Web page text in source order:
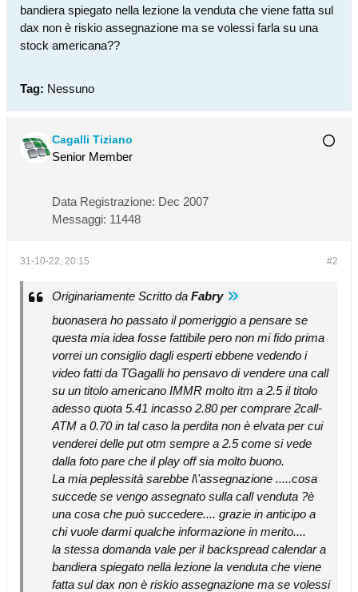
bandiera spiegato nella lezione la venduta che viene fatta sul
dax non è riskio assegnazione ma se volessi farla su una
stock americana??
Tag: Nessuno
Cagalli Tiziano
Senior Member
Data Registrazione: Dec 2007
Messaggi: 11448
#2
31-10-22, 20:15
Originariamente Scritto da Fabry
buonasera ho passato il pomeriggio a pensare se
questa mia idea fosse fattibile pero non mi fido prima
vorrei un consiglio dagli esperti ebbene vedendo i
video fatti da TGagalli ho pensavo di vendere una call
su un titolo americano IMMR molto itm a 2.5 il titolo
adesso quota 5.41 incasso 2.80 per comprare 2call-
ATM a 0.70 in tal caso la perdita non è elvata per cui
venderei delle put otm sempre a 2.5 come si vede
dalla foto pare che il play off sia molto buono.
La mia peplessità sarebbe l\'assegnazione .....cosa
succede se vengo assegnato sulla call venduta ?è
una cosa che può succedere.... grazie in anticipo a
chi vuole darmi qualche informazione in merito....
la stessa domanda vale per il backspread calendar a
bandiera spiegato nella lezione la venduta che viene
fatta sul dax non è riskio assegnazione ma se volessi